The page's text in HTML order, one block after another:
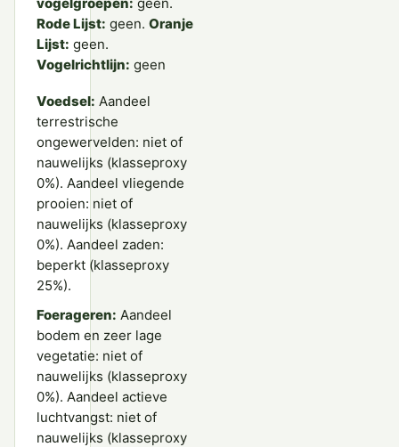
Rode Lijst: geen. Oranje
Lijst: geen.
Vogelrichtlijn: geen
Voedsel: Aandeel
terrestrische
ongewervelden: niet of
nauwelijks (klasseproxy
0%). Aandeel vliegende
prooien: niet of
nauwelijks (klasseproxy
0%). Aandeel zaden:
beperkt (klasseproxy
25%).
Foerageren: Aandeel
bodem en zeer lage
vegetatie: niet of
nauwelijks (klasseproxy
0%). Aandeel actieve
luchtvangst: niet of
nauwelijks (klasseproxy